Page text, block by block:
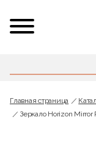
Главная страница
Зеркало Horizon